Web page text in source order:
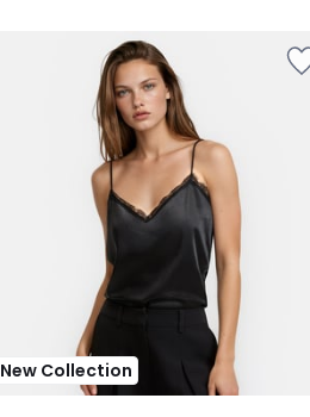
New Collection